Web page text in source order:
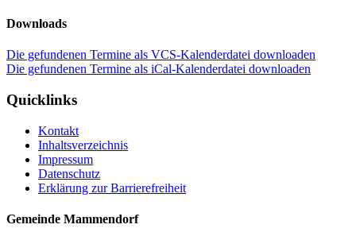
Downloads
Die gefundenen Termine als VCS-Kalenderdatei downloaden
Die gefundenen Termine als iCal-Kalenderdatei downloaden
Quicklinks
Kontakt
Inhaltsverzeichnis
Impressum
Datenschutz
Erklärung zur Barrierefreiheit
Gemeinde Mammendorf